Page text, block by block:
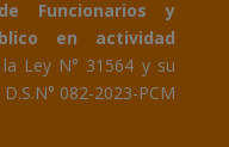
Funcionarios y
en actividad
Ley N° 31564 y su
082-2023-PCM